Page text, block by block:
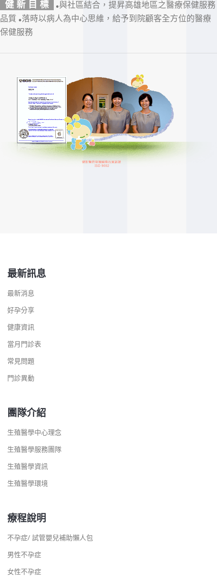
健 新 目 標 ●與社區結合，提昇高雄地區之醫療保健服務
品質 ●落時以病人為中心思維，給予到院顧客全方位的醫療
保健服務
最新訊息
最新消息
好孕分享
健康資訊
當月門診表
常見問題
門診異動
團隊介紹
生殖醫學中心理念
生殖醫學服務團隊
生殖醫學資訊
生殖醫學環境
療程說明
不孕症/ 試管嬰兒補助懶人包
男性不孕症
女性不孕症